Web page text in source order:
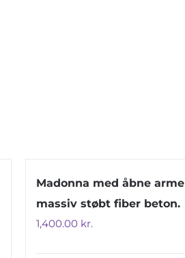
Madonna med åbne
massiv støbt fiber beton.
1,400.00 kr.